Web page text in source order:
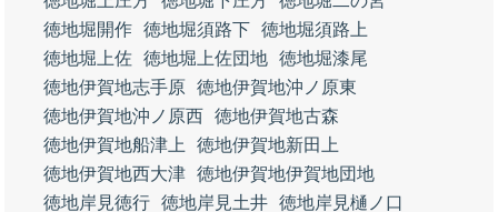
徳地堀開作 徳地堀須路下 徳地堀須路上
徳地堀上佐 徳地堀上佐団地 徳地堀漆尾
徳地伊賀地志手原 徳地伊賀地沖ノ原東
徳地伊賀地沖ノ原西 徳地伊賀地古森
徳地伊賀地船津上
徳地伊賀地新田上
徳地伊賀地西大津 徳地伊賀地伊賀地団地
徳地岸見徳行 徳地岸見土井 徳地岸見樋ノ口